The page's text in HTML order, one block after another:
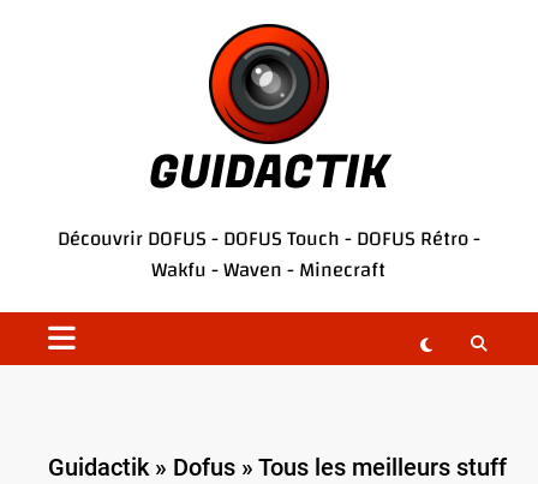
GUIDACTIK
DécouvrirDOFUS-DOFUS Touch-DOFUS Rétro-
Wakfu-Waven-Minecraft
Guidactik» Dofus» Tous les meilleurs stuff